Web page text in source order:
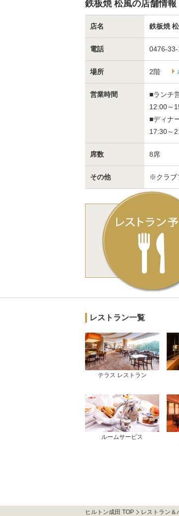
鉄板焼 松風の店舗情報
店名 鉄板焼
電話 0476-33-
場所 2階
営業時間
■ランチ
12:00～
■ディナ
17:30～
席数 8席
その他 ※クラブ
レストラン一覧
テラス レストラン
ルームサービス
ヒルトン成田 TOP レストラン＆